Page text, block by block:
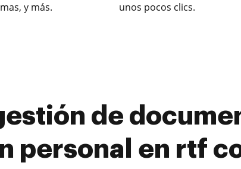
y más.
unos pocos clics.
de
personal en rtf